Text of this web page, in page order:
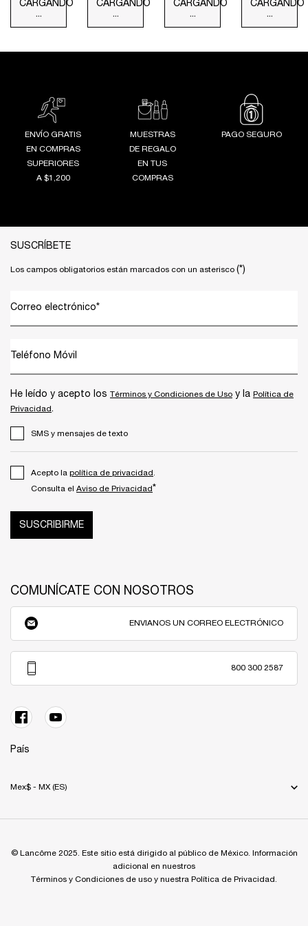
CARGANDO
...
CARGANDO
...
CARGANDO
...
CARGANDO
...
ENVÍO GRATIS
EN COMPRAS
SUPERIORES
A $1,200
MUESTRAS
DE REGALO
EN TUS
COMPRAS
PAGO SEGURO
SUSCRÍBETE
Los campos obligatorios están marcados con un asterisco (*)
Correo electrónico*
Teléfono Móvil
He leído y acepto los Términos y Condiciones de Uso y la Política de
Privacidad .
SMS y mensajes de texto
Acepto la política de privacidad
Consulta el Aviso de Privacidad*
SUSCRIBIRME
COMUNÍCATE CON NOSOTROS
ENVIANOS UN CORREO ELECTRÓNICO
800 300 2587
País
Mex$ - MX (ES)
© Lancôme 2025. Este sitio está dirigido al público de México. Información
adicional en nuestros
Términos y Condiciones de uso y nuestra Política de Privacidad.